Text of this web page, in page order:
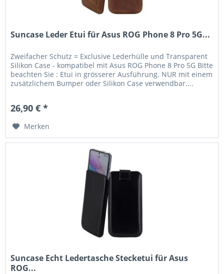
Suncase Leder Etui für Asus ROG Phone 8 Pro 5G...
Zweifacher Schutz = Exclusive Lederhülle und Transparent
Silikon Case - kompatibel mit Asus ROG Phone 8 Pro 5G Bitte
beachten Sie : Etui in grösserer Ausführung. NUR mit einem
zusätzlichem Bumper oder Silikon Case verwendbar....
26,90 € *
Merken
Suncase Echt Ledertasche Stecketui für Asus
ROG...